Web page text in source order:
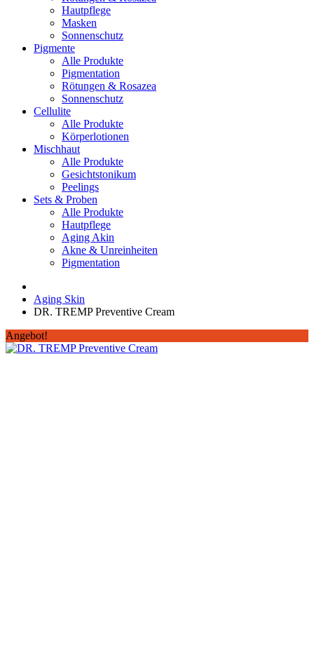
Hautpflege
Masken
Sonnenschutz
Pigmente
Alle Produkte
Pigmentation
Rötungen & Rosazea
Sonnenschutz
Cellulite
Alle Produkte
Körperlotionen
Mischhaut
Alle Produkte
Gesichtstonikum
Peelings
Sets & Proben
Alle Produkte
Hautpflege
Aging Akin
Akne & Unreinheiten
Pigmentation
Aging Skin
DR. TREMP Preventive Cream
Angebot!